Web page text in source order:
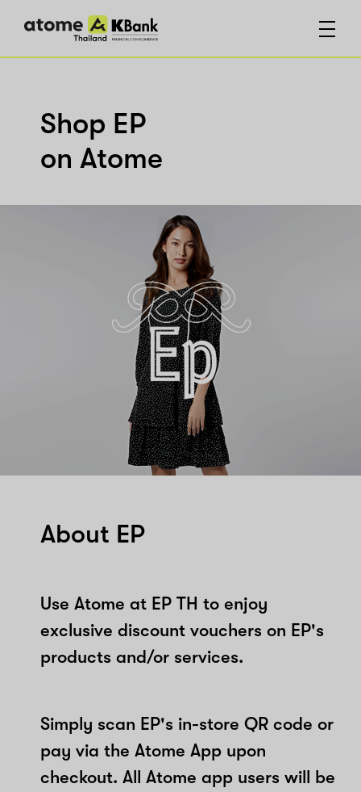
Shop EP
on Atome
About EP
Use Atome at EP TH to enjoy
exclusive discount vouchers on EP's
products and/or services.
Simply scan EP's in-store QR code or
pay via the Atome App upon
checkout. All Atome app users will be